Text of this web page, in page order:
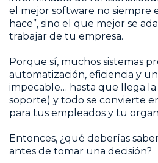
el mejor software no siempre
hace”, sino el que mejor se
trabajar de tu empresa.
Porque sí, muchos sistemas
automatización, eficiencia y
impecable… hasta que llega la
soporte) y todo se convierte
para tus empleados y tu
Entonces, ¿qué deberías
antes de tomar una decisión?